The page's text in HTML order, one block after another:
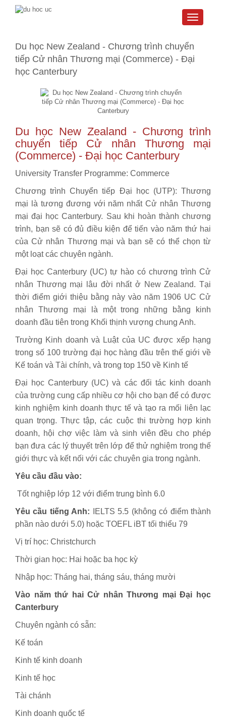
Toggle
Du học New Zealand - Chương trình chuyển
tiếp Cử nhân Thương mại (Commerce) - Đại
học Canterbury
Du học New Zealand - Chương trình
chuyển tiếp Cử nhân Thương mại
(Commerce) - Đại học Canterbury
University Transfer Programme: Commerce
Chương trình Chuyển tiếp Đại học (UTP): Thương
mại là tương đương với năm nhất Cử nhân Thương
mại đại học Canterbury. Sau khi hoàn thành chương
trình, bạn sẽ có đủ điều kiện để tiến vào năm thứ hai
của Cử nhân Thương mại và bạn sẽ có thể chọn từ
một loạt các chuyên ngành.
Đại học Canterbury (UC) tự hào có chương trình Cử
nhân Thương mại lâu đời nhất ở New Zealand. Tại
thời điểm giới thiệu bằng này vào năm 1906 UC Cử
nhân Thương mại là một trong những bằng kinh
doanh đầu tiên trong Khối thịnh vượng chung Anh.
Trường Kinh doanh và Luật của UC được xếp hạng
trong số 100 trường đại học hàng đầu trên thế giới về
Kế toán và Tài chính, và trong top 150 về Kinh tế
Đại học Canterbury (UC) và các đối tác kinh doanh
của trường cung cấp nhiều cơ hội cho bạn để có được
kinh nghiệm kinh doanh thực tế và tạo ra mối liên lạc
quan trọng. Thực tập, các cuộc thi trường hợp kinh
doanh, hội chợ việc làm và sinh viên đều cho phép
bạn đưa các lý thuyết trên lớp để thử nghiệm trong thế
giới thực và kết nối với các chuyên gia trong ngành.
Yêu cầu đầu vào:
Tốt nghiệp lớp 12 với điểm trung bình 6.0
Yêu cầu tiếng Anh: IELTS 5.5 (không có điểm thành
phần nào dưới 5.0) hoặc TOEFL iBT tối thiểu 79
Vị trí học: Christchurch
Thời gian học: Hai hoặc ba học kỳ
Nhập học: Tháng hai, tháng sáu, tháng mười
Vào năm thứ hai Cử nhân Thương mại Đại học
Canterbury
Chuyên ngành có sẵn:
Kế toán
Kinh tế kinh doanh
Kinh tế học
Tài chánh
Kinh doanh quốc tế